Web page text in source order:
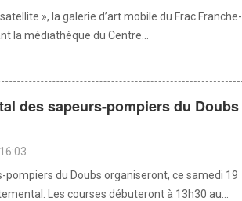
», la galerie d’art mobile du Frac Franche-
la médiathèque du Centre...
des sapeurs-pompiers du Doubs
pompiers du Doubs organiseront, ce samedi 19
Les courses débuteront à 13h30 au...